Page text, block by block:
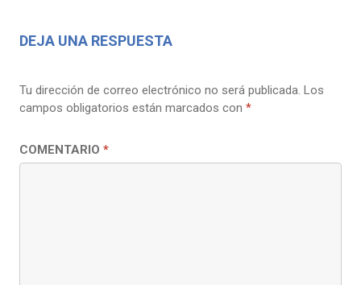
DEJA UNA RESPUESTA
Tu dirección de correo electrónico no será publicada. Los
campos obligatorios están marcados con *
COMENTARIO *